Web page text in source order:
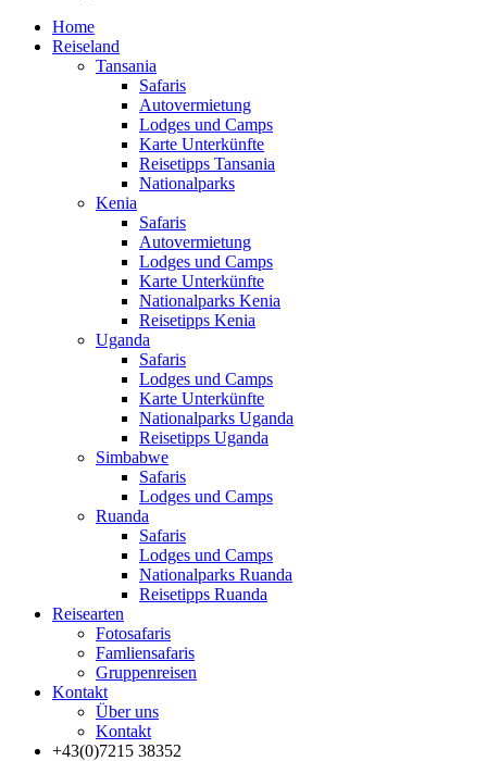
Home
Reiseland
Tansania
Safaris
Autovermietung
Lodges und Camps
Karte Unterkünfte
Reisetipps Tansania
Nationalparks
Kenia
Safaris
Autovermietung
Lodges und Camps
Karte Unterkünfte
Nationalparks Kenia
Reisetipps Kenia
Uganda
Safaris
Lodges und Camps
Karte Unterkünfte
Nationalparks Uganda
Reisetipps Uganda
Simbabwe
Safaris
Lodges und Camps
Ruanda
Safaris
Lodges und Camps
Nationalparks Ruanda
Reisetipps Ruanda
Reisearten
Fotosafaris
Famliensafaris
Gruppenreisen
Kontakt
Über uns
Kontakt
+43(0)7215 38352